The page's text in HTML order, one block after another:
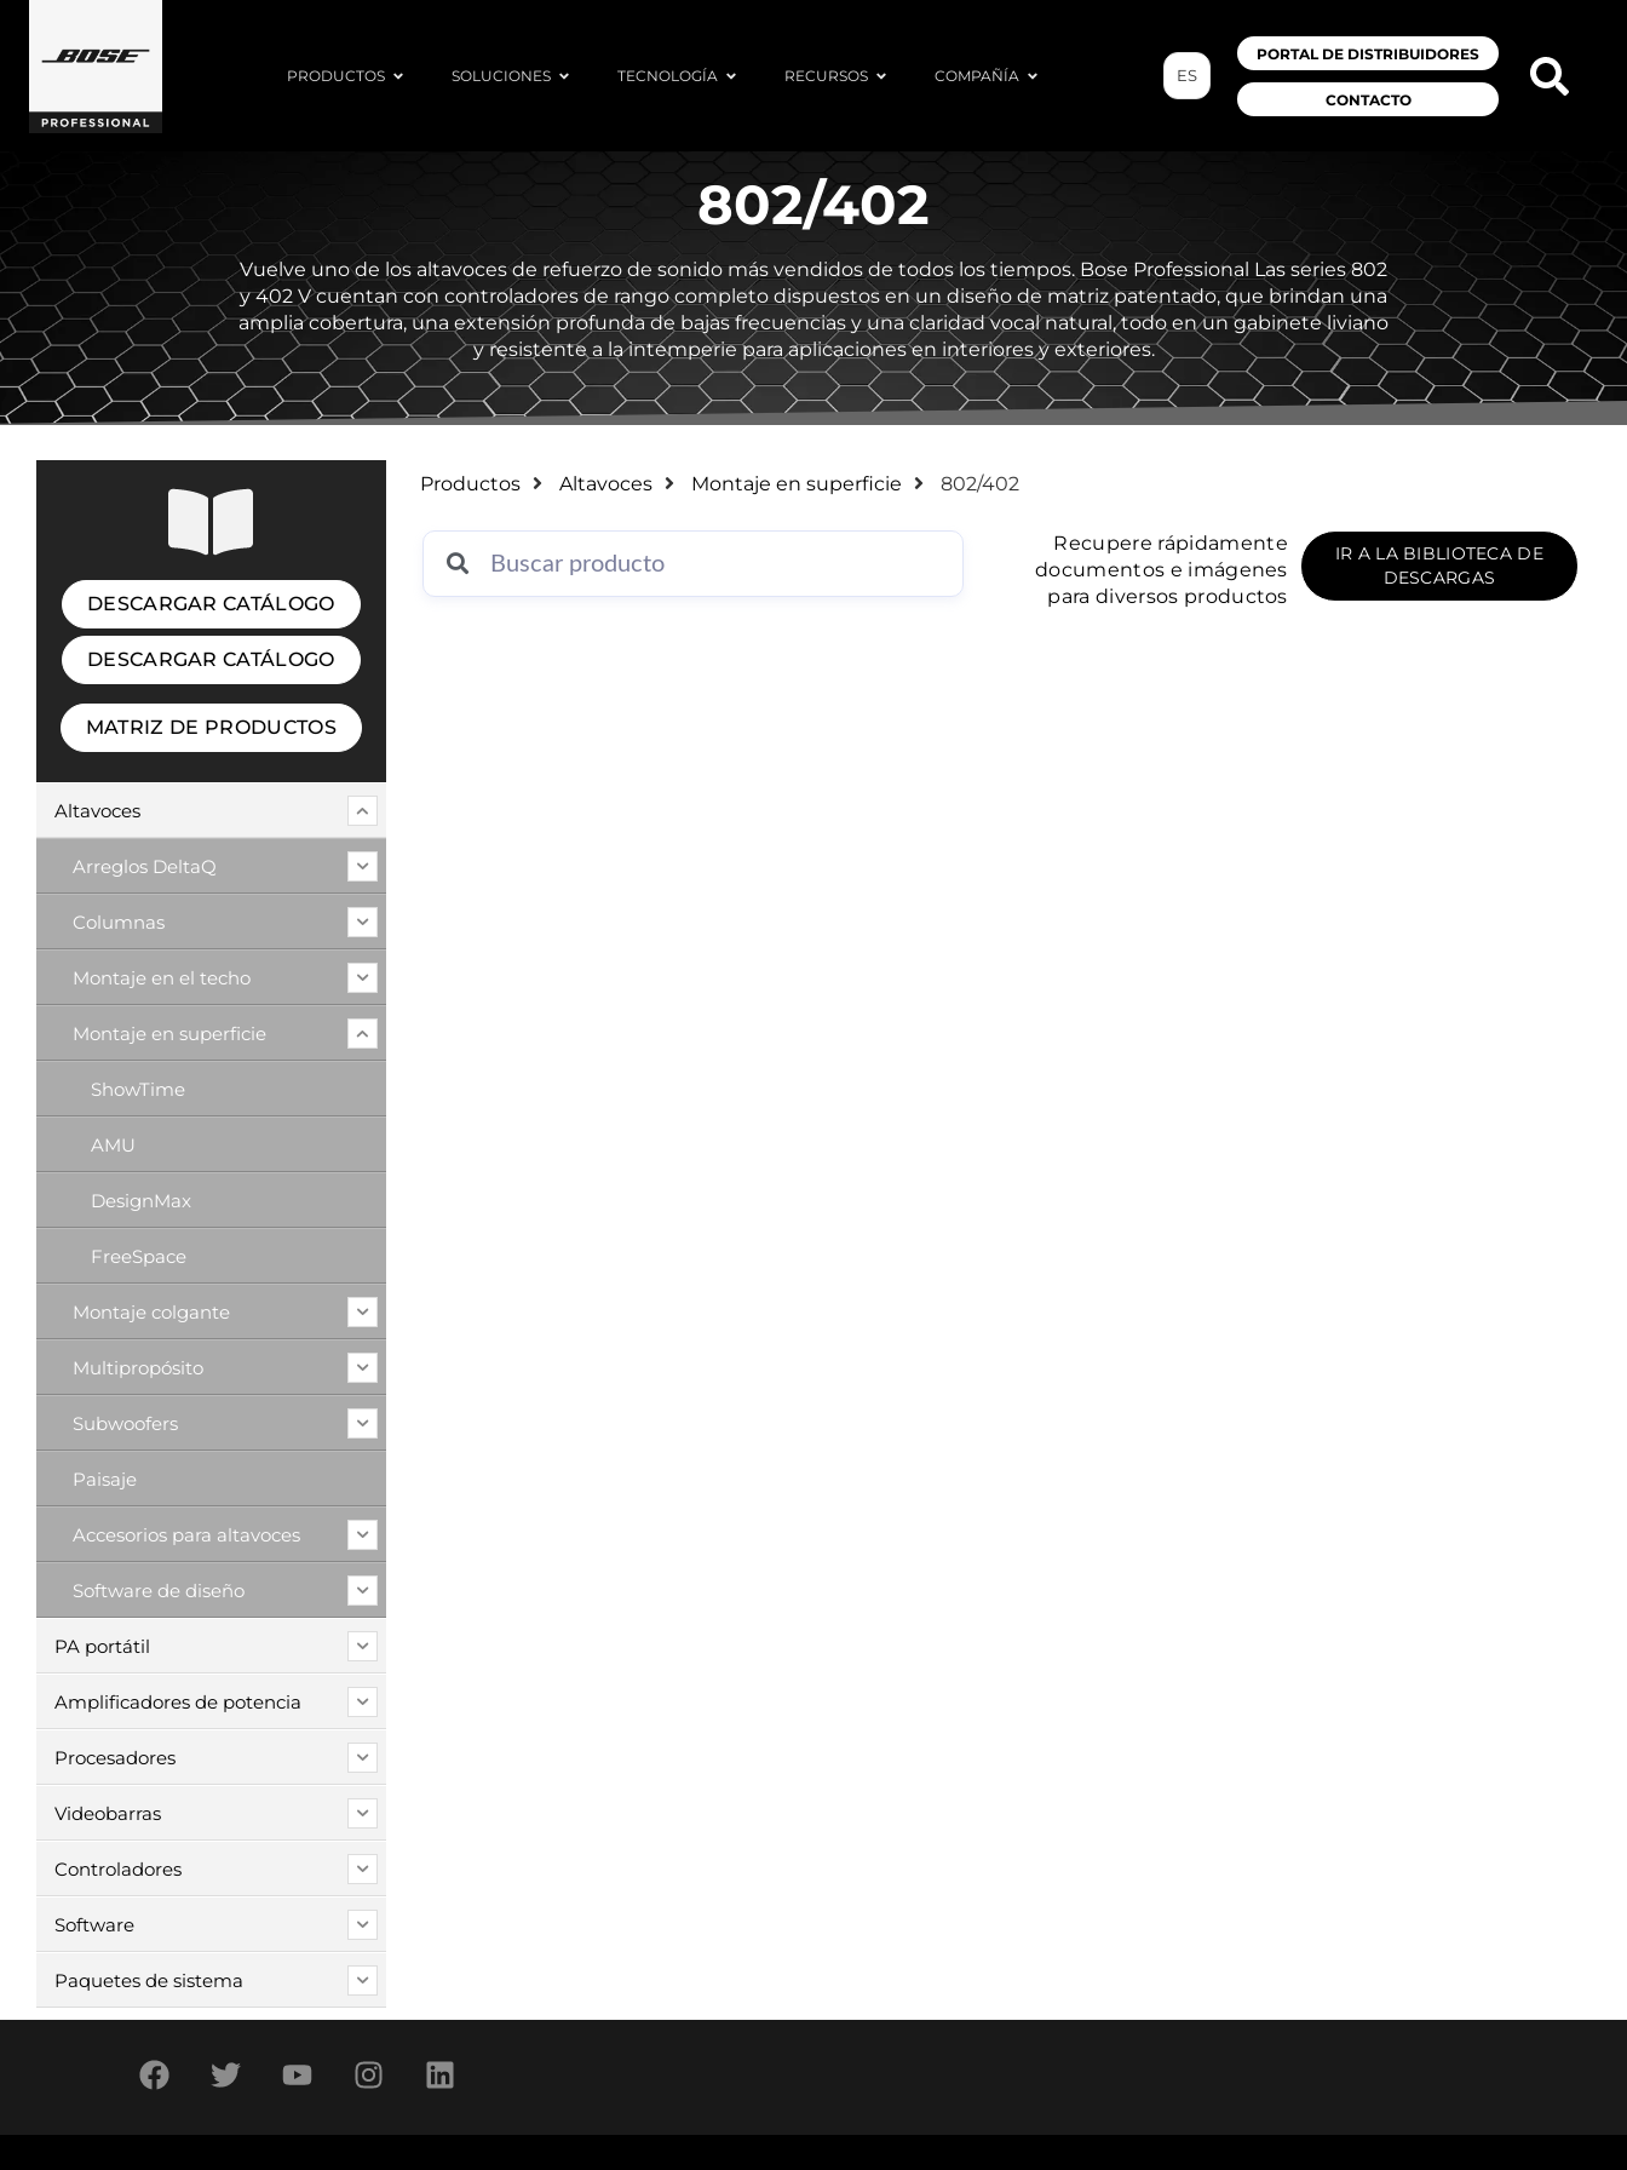
PRODUCTOS SOLUCIONES TECNOLOGÍA RECURSOS COMPAÑÍA
PORTAL DE DISTRIBUIDORES
CONTACTO
ES
802/402
Vuelve uno de los altavoces de refuerzo de sonido más vendidos de todos los tiempos. Bose Professional Las series 802
y 402 V cuentan con controladores de rango completo dispuestos en un diseño de matriz patentado, que brindan una
amplia cobertura, una extensión profunda de bajas frecuencias y una claridad vocal natural, todo en un gabinete liviano
y resistente a la intemperie para aplicaciones en interiores y exteriores.
DESCARGAR CATÁLOGO
DESCARGAR CATÁLOGO
MATRIZ DE PRODUCTOS
Altavoces
Arreglos DeltaQ
Columnas
Montaje en el techo
Montaje en superficie
ShowTime
AMU
DesignMax
FreeSpace
Montaje colgante
Multipropósito
Subwoofers
Paisaje
Accesorios para altavoces
Software de diseño
PA portátil
Amplificadores de potencia
Procesadores
Videobarras
Controladores
Software
Paquetes de sistema
Productos Altavoces Montaje en superficie 802/402
Recupere rápidamente
documentos e imágenes
para diversos productos
IR A LA BIBLIOTECA DE
DESCARGAS